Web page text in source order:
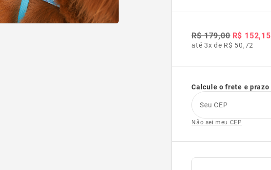
R$ 179,00 R$ 152,15
até 3x de R$ 50,72
Calcule o frete e prazo
Seu CEP
Não sei meu CEP